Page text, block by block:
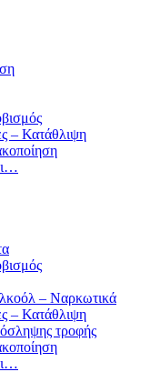
– Κατάθλιψη
– Ναρκωτικά
– Κατάθλιψη
τροφής